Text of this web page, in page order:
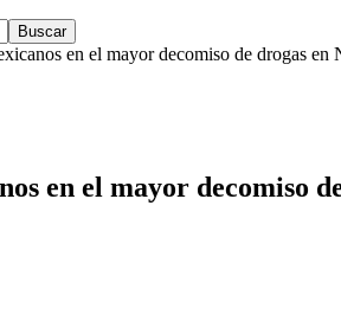
en el mayor decomiso de drogas en
en el mayor decomiso